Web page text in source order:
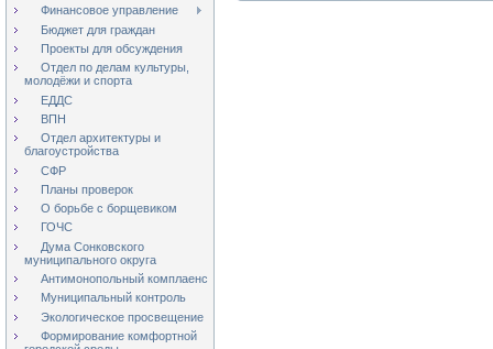
Финансовое управление
Бюджет для граждан
Проекты для обсуждения
Отдел по делам культуры,
молодёжи и спорта
ЕДДС
ВПН
Отдел архитектуры и
благоустройства
СФР
Планы проверок
О борьбе с борщевиком
ГОЧС
Дума Сонковского
муниципального округа
Антимонопольный комплаенс
Муниципальный контроль
Экологическое просвещение
Формирование комфортной